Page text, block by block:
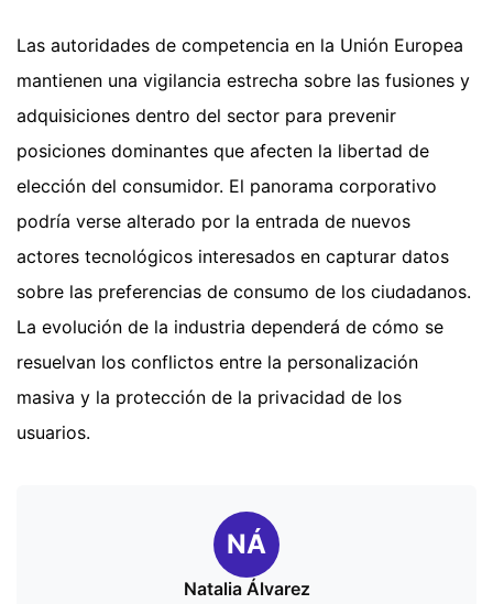
Las autoridades de competencia en la Unión Europea
mantienen una vigilancia estrecha sobre las fusiones y
adquisiciones dentro del sector para prevenir
posiciones dominantes que afecten la libertad de
elección del consumidor. El panorama corporativo
podría verse alterado por la entrada de nuevos
actores tecnológicos interesados en capturar datos
sobre las preferencias de consumo de los ciudadanos.
La evolución de la industria dependerá de cómo se
resuelvan los conflictos entre la personalización
masiva y la protección de la privacidad de los
usuarios.
NÁ
Natalia Álvarez